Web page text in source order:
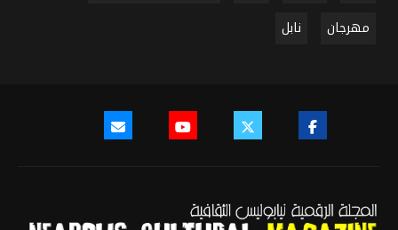
مهرجان
نابل